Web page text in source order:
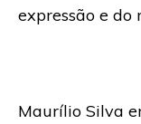
expressão e do
Maurílio Silva